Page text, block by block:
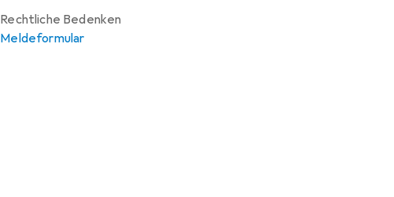
Rechtliche Bedenken
Meldeformular